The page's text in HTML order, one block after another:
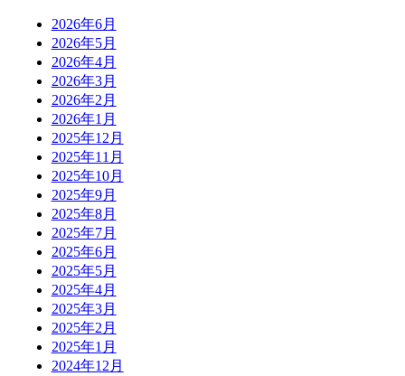
2026年6月
2026年5月
2026年4月
2026年3月
2026年2月
2026年1月
2025年12月
2025年11月
2025年10月
2025年9月
2025年8月
2025年7月
2025年6月
2025年5月
2025年4月
2025年3月
2025年2月
2025年1月
2024年12月